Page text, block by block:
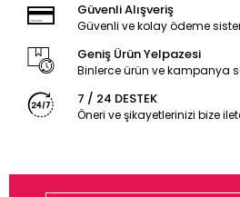
Güvenli Alışveriş
Güvenli ve kolay ödeme
Geniş Ürün Yelpazesi
Binlerce ürün ve kampanya
7 / 24 DESTEK
Öneri ve şikayetlerinizi bize